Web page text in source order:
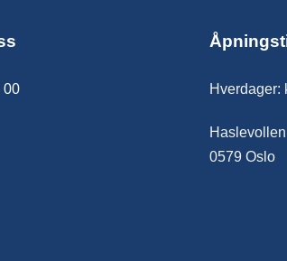
00
Hverdager:
0579 Oslo